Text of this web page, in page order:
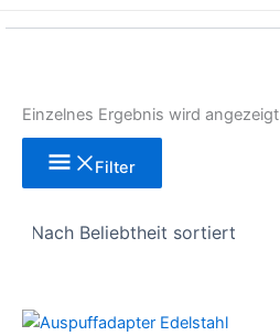
Einzelnes Ergebnis wird angezeigt
Filter
Dieses